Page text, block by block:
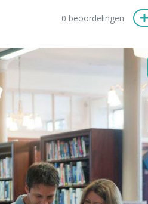
München Wenen
0 beoordelingen